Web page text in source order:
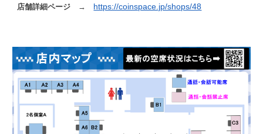
店舗詳細ページ → https://coinspace.jp/shops/48